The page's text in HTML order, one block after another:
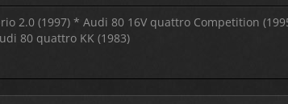
2.0 (1997) * Audi 80 16V quattro Competition
80 quattro KK (1983)